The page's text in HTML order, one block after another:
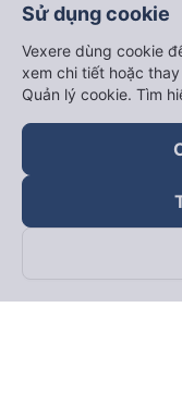
Theo dõi chúng
Sử dụng cookie
Vexere dùng cookie
xem chi tiết hoặc
Quản lý cookie. Tìm